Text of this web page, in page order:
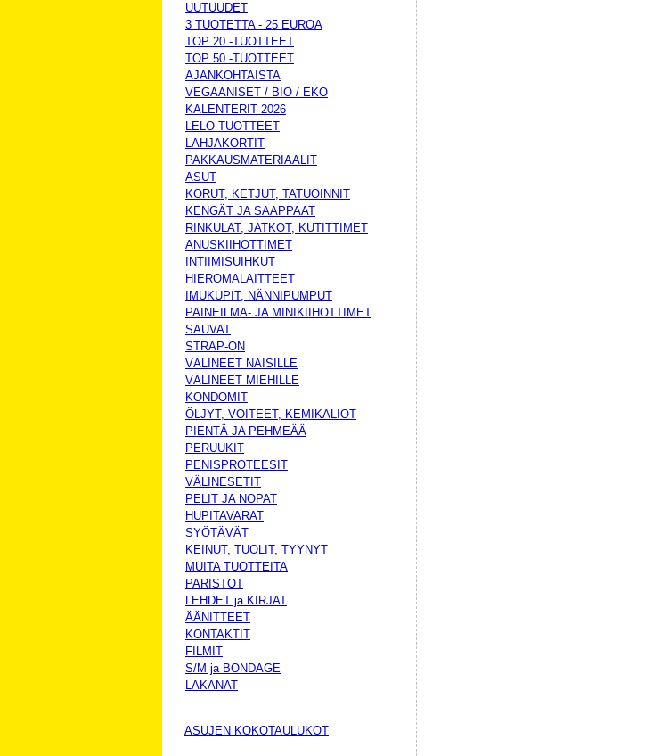
UUTUUDET
3 TUOTETTA - 25 EUROA
TOP 20 -TUOTTEET
TOP 50 -TUOTTEET
AJANKOHTAISTA
VEGAANISET / BIO / EKO
KALENTERIT 2026
LELO-TUOTTEET
LAHJAKORTIT
PAKKAUSMATERIAALIT
ASUT
KORUT, KETJUT, TATUOINNIT
KENGÄT JA SAAPPAAT
RINKULAT, JATKOT, KUTITTIMET
ANUSKIIHOTTIMET
INTIIMISUIHKUT
HIEROMALAITTEET
IMUKUPIT, NÄNNIPUMPUT
PAINEILMA- JA MINIKIIHOTTIMET
SAUVAT
STRAP-ON
VÄLINEET NAISILLE
VÄLINEET MIEHILLE
KONDOMIT
ÖLJYT, VOITEET, KEMIKALIOT
PIENTÄ JA PEHMEÄÄ
PERUUKIT
PENISPROTEESIT
VÄLINESETIT
PELIT JA NOPAT
HUPITAVARAT
SYÖTÄVÄT
KEINUT, TUOLIT, TYYNYT
MUITA TUOTTEITA
PARISTOT
LEHDET ja KIRJAT
ÄÄNITTEET
KONTAKTIT
FILMIT
S/M ja BONDAGE
LAKANAT
ASUJEN KOKOTAULUKOT